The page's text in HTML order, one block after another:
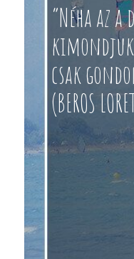
“Néha az
csak
(BEROS